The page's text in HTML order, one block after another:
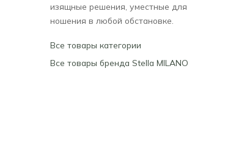
изящные решения, уместные для
ношения в любой обстановке.
Все товары категории
Все товары бренда Stella MILANO